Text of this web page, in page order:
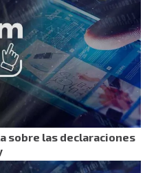
sobre las declaraciones